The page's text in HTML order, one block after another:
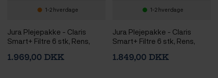
1-2 hverdage
Jura Plejepakke - Claris
Smart+ Filtre 6 stk, Rens,
Kaffe Hele kaffebønner
1.969,00 DKK
1-2 hverdage
Jura Plejepakke - Claris
Smart+ Filtre 6 stk, Rens,
Hele kaffebønner
1.849,00 DKK